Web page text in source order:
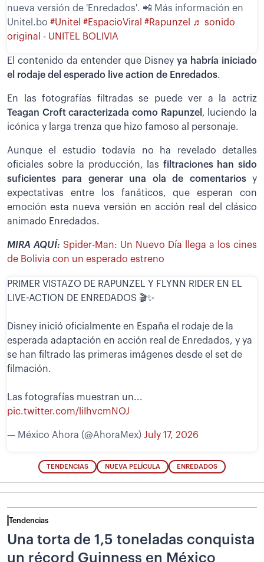
nueva versión de 'Enredados'. 📲 Más información en
Unitel.bo #Unitel #EspacioViral #Rapunzel
♬ sonido
original - UNITEL BOLIVIA
El contenido da entender que Disney ya habría iniciado
el rodaje del esperado live action de Enredados.
En las fotografías filtradas se puede ver a la actriz
Teagan Croft caracterizada como Rapunzel , luciendo la
icónica y larga trenza que hizo famoso al personaje.
Aunque el estudio todavía no ha revelado detalles
oficiales sobre la producción, las filtraciones han sido
suficientes para generar una ola de comentariosy
expectativas entre los fanáticos, que esperan con
emoción esta nueva versión en acción real del clásico
animado Enredados.
MIRA AQUÍ: Spider-Man: Un Nuevo Día llega a los cines
de Bolivia con un esperado estreno
PRIMER VISTAZO DE RAPUNZEL Y FLYNN RIDER EN EL
LIVE-ACTION DE ENREDADOS 🎬✨
Disney inició oficialmente en España el rodaje de la
esperada adaptación en acción real de Enredados, y ya
se han filtrado las primeras imágenes desde el set de
filmación.
Las fotografías muestran un...
pic.twitter.com/liIhvcmNOJ
— México Ahora (@AhoraMex) July 17, 2026
TENDENCIAS NUEVA PELÍCULA ENREDADOS
Tendencias
Una torta de 1,5 toneladas conquista
un récord Guinness en México